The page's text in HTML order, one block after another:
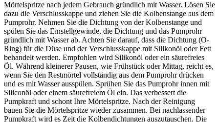
Mörtelspritze nach jedem Gebrauch gründlich mit Wasser. Lösen Sie
dazu die Verschlusskappe und ziehen Sie die Kolbenstange aus dem
Pumprohr. Nehmen Sie die Dichtung von der Kolbenstange und
spülen Sie das Einstellgewinde, die Dichtung und das Pumprohr
gründlich mit Wasser ab. Achten Sie darauf, dass die Dichtung (O-
Ring) für die Düse und der Verschlusskappe mit Silikonöl oder Fett
behandelt werden. Empfohlen wird Silikonöl oder ein säurefreies
Öl. Während kleinerer Pausen, wie Frühstück oder Mittag, reicht es,
wenn Sie den Restmörtel vollständig aus dem Pumprohr drücken
und es mit Wasser ausspülen. Sprühen Sie das Pumprohr innen mit
Siliconöl oder einem säurefreiem Öl ein. Das verbessert die
Pumpkraft und schont Ihre Mörtelspritze. Nach der Reinigung
bauen Sie die Mörtelspritze wieder zusammen. Bei nachlassender
Pumpkraft wird es Zeit die Kolbendichtungen auszutauschen. Die